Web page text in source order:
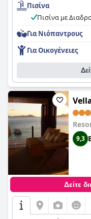
Πισίνα
Πισίνα με
Για Νιόπαντρους
Για Οικογένειες
9,3
Δείτε